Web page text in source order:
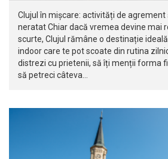
Clujul în mișcare: activități de
neratat Chiar dacă vremea devine mai
scurte, Clujul rămâne o destinație
indoor care te pot scoate din rutina
distrezi cu prietenii, să îți menții forma
să petreci câteva…